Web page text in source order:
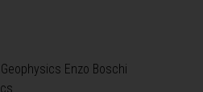
Enzo Boschi